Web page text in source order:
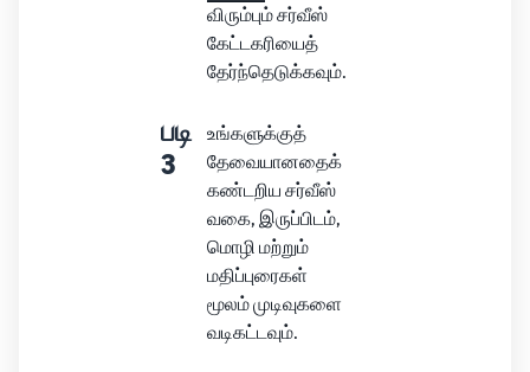
விரும்பும் சர்வீஸ்
கேட்டகரியைத்
தேர்ந்தெடுக்கவும்.
படி
3
உங்களுக்குத்
தேவையானதைக்
கண்டறிய சர்வீஸ்
வகை, இருப்பிடம்,
மொழி மற்றும்
மதிப்புரைகள்
மூலம் முடிவுகளை
வடிகட்டவும்.